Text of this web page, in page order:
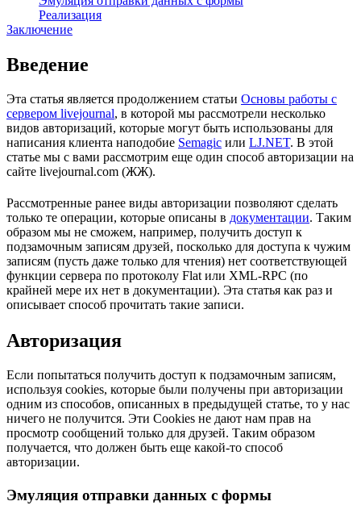
Реализация
Заключение
Введение
Эта статья является продолжением статьи Основы работы с
сервером livejournal, в которой мы рассмотрели несколько
видов авторизаций, которые могут быть использованы для
написания клиента наподобие Semagic или LJ.NET. В этой
статье мы с вами рассмотрим еще один способ авторизации на
сайте livejournal.com (ЖЖ).
Рассмотренные ранее виды авторизации позволяют сделать
только те операции, которые описаны в документации. Таким
образом мы не сможем, например, получить доступ к
подзамочным записям друзей, посколько для доступа к чужим
записям (пусть даже только для чтения) нет соответствующей
функции сервера по протоколу Flat или XML-RPC (по
крайней мере их нет в документации). Эта статья как раз и
описывает способ прочитать такие записи.
Авторизация
Если попытаться получить доступ к подзамочным записям,
используя cookies, которые были получены при авторизации
одним из способов, описанных в предыдущей статье, то у нас
ничего не получится. Эти Cookies не дают нам прав на
просмотр сообщений только для друзей. Таким образом
получается, что должен быть еще какой-то способ
авторизации.
Эмуляция отправки данных с формы